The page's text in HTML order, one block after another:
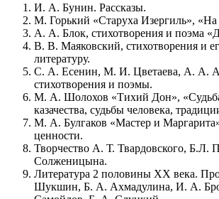
И. А. Бунин. Рассказы.
М. Горький «Старуха Изергиль», «На
А. А. Блок, стихотворения и поэма
В. В. Маяковский, стихотворения и
литературу.
С. А. Есенин, М. И. Цветаева, А. А.
стихотворения и поэмы.
М. А. Шолохов «Тихий Дон»,
казачества, судьбы человека,
М. А. Булгаков «Мастер и
ценности.
Творчество А. Т. Твардовского, Б.Л.
Солженицына.
Литература 2 половины XX века.
Шукшин, Б. А. Ахмадулина, И. А.